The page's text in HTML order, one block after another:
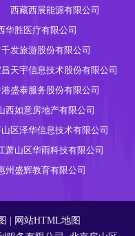
西藏西展能源有限公司
华胜医疗有限公司
发旅游股份有限公司
天宇信息技术股份有限公司
盛泰服务股份有限公司
西如意房地产有限公司
区泽华信息技术有限公司
萧山区华雨科技有限公司
州盛辉教育有限公司
网站HTML地图